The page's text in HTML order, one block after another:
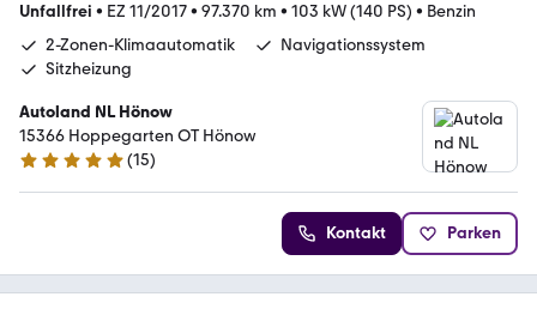
Unfallfrei • EZ 11/2017• 97.370 km • 103 kW (140 PS) • Benzin
2-Zonen-Klimaautomatik
Navigationssystem
Sitzheizung
Autoland NL Hönow
15366 Hoppegarten OT Hönow
5 Sterne
(15)
Kontakt Parken